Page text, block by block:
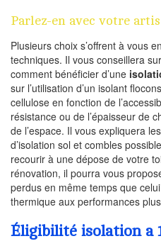
Parlez-en avec votre
Plusieurs choix s’offrent à vous
techniques. Il vous conseillera
comment bénéficier d’une
sur l’utilisation d’un isolant
cellulose en fonction de
résistance ou de l’épaisseur de
de l’espace. Il vous expliquera
d’isolation sol et combles
recourir à une dépose de votre
rénovation, il pourra vous
perdus en même temps que
thermique aux performances
Éligibilité isolation a